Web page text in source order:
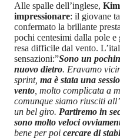
Alle spalle dell’inglese,
impressionare: il giovane
confermato la brillante
pochi centesimi dalla pole e
resa difficile dal vento.
sensazioni:”Sono un
nuovo dietro. Eravamo
sprint, ma è stata una
vento, molto complicata a
comunque siamo riusciti
un bel giro. Partiremo in
sono molto veloci
bene per poi cercare di